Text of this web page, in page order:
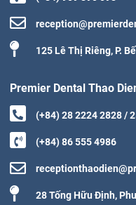
125 Lê Thị Riêng, P.
Premier Dental Thao
(+84) 28 2224 2828 /
(+84) 86 555 4986
28 Tống Hữu Định,